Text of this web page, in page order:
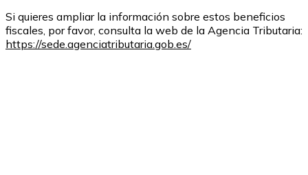
Si quieres ampliar la información sobre estos beneficios
fiscales, por favor, consulta la web de la Agencia Tributaria:
https://sede.agenciatributaria.gob.es/